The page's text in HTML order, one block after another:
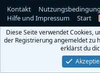
Kontakt
Hilfe und Impressum
Start
Diese Seite verwendet Cookies,
der Registrierung angemeldet zu
erklärst du